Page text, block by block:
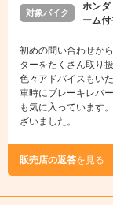
対象バイク
ホン
ーム
初めの問い合わせか
ターをたくさん取り
色々アドバイスもい
車時にブレーキレバ
も気に入っています
ざいました。
販売店の返答を見る